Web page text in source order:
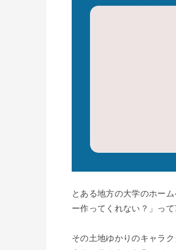
とある地方の大学のホー
ー作ってくれない？」って
その土地ゆかりのキャラ